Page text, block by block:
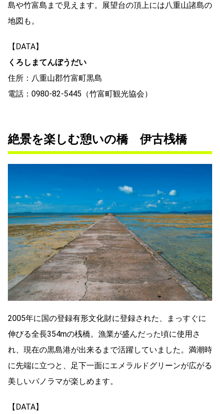
島や竹富島まで見えます。展望台の頂上には八重山諸島の
地図も。
【DATA】
くろしまてんぼうだい
住所：八重山郡竹富町黒島
電話：0980-82-5445（竹富町観光協会）
絶景を楽しむ憩いの橋 伊古桟橋
2005年に国の登録有形文化財に登録された、まっすぐに
伸びる全長354mの桟橋。漁業が盛んだった頃に使用さ
れ、現在の黒島港が出来るまで活躍していました。満潮時
に先端に立つと、足下一面にエメラルドグリーンが広がる
美しいパノラマが楽しめます。
【DATA】